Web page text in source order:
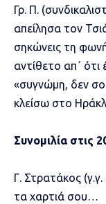
Γρ. Π.
απείλησα τον
σηκώνεις τη
αντίθετο απ΄ ότι
«συγνώμη, δεν
κλείσω στο
Συνομιλία στις
Γ. Στρατάκος (γ.γ.
τα χαρτιά σου…